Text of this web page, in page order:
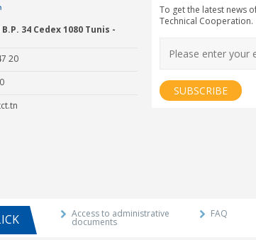
CY2012EU
34 Cedex 1080 Tunis -
20
To get the latest news
Technical Cooperation.
Access to administrative
documents
FAQ